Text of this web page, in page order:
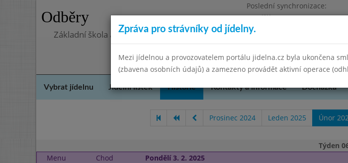
Odběry
Poslední synchronizace:
Pondělí 30.6.2025 15:21
Základní škola a Mateřská škola Telnice, okres Brno-venkov, příspěvková
Vybrat jídelnu Jídelní lístek Historie Kontakty a informace Docházka
Prosinec 2024 Leden 2025 Únor
Týden
Menu
Chod Pondělí 3. 2. 2025
Zpráva pro strávníky od jídelny.
Mezi jídelnou a provozovatelem portálu jidelna.cz byla ukončena
(zbavena osobních údajů) a zamezeno provádět aktivní operace